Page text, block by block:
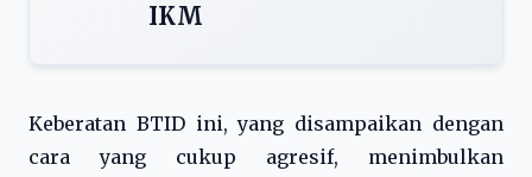
IKM
Keberatan BTID ini, yang disampaikan dengan
cara yang cukup agresif, menimbulkan